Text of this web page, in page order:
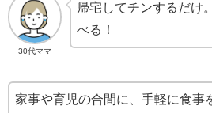
30代ママ
帰宅してチンするだけ
べる！
家事や育児の合間に、手軽に食事